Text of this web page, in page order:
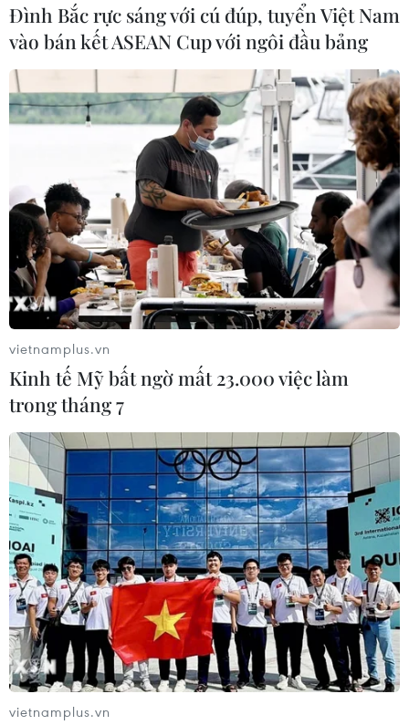
Chủ tịch Hạ viện Mỹ Nancy Pelosi phản
đối luận tội ông Trump
12/03/2019 04:07
Hạ nghị sỹ đảng Dân chủ Nancy Pelosi tuyên bố bà
không ủng hộ việc đưa Tổng thống Donald Trump ra
luận tội, cho rằng vị Tổng thống phe Cộng hòa này
"không đáng bị như thế."
Tổng thống Trump chỉ trích truyền thông
Mỹ thiếu khách quan
Đình Bắc rực sáng với cú đúp, tuyển Việt Nam
vào bán kết ASEAN Cup với ngôi đầu bảng
vietnamplus.vn
Kinh tế Mỹ bất ngờ mất 23.000 việc làm
trong tháng 7
vietnamplus.vn